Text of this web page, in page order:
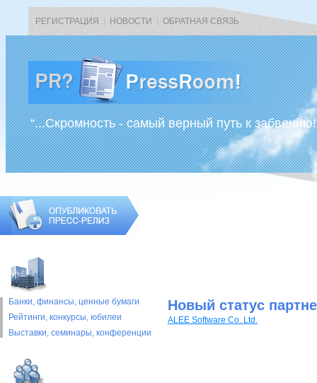
РЕГИСТРАЦИЯ НОВОСТИ ОБРАТНАЯ СВЯЗЬ
“...Скромность - самый верный путь к
Банки, финансы, ценные бумаги
Рейтинги, конкурсы, юбилеи
Выставки, cеминары, конференции
Новый статус
ALEE Software Co. Ltd.